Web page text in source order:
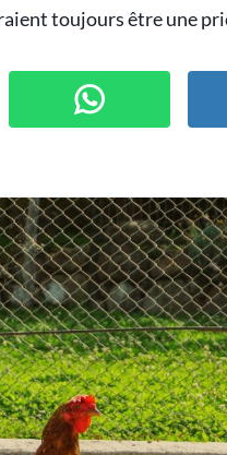
toujours être une